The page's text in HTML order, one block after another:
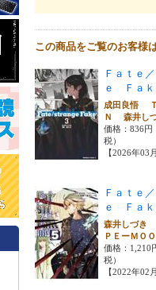
この商品をご覧のお客様
Ｆａｔｅ
ｅ Ｆａ
成田良悟 Ｔ
Ｎ 森井し
価格：836円
税）
【2026年03
Ｆａｔｅ
ｅ Ｆａ
森井しづ
ＰＥーＭＯ
価格：1,210
税）
【2022年02